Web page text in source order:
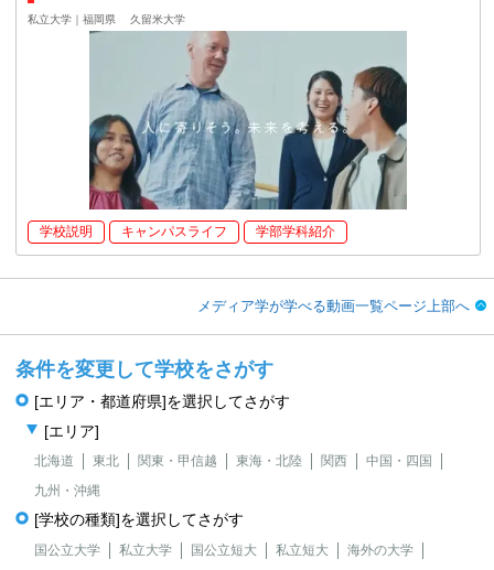
私立大学｜福岡県 久留米大学
学校説明 キャンパスライフ 学部学科紹介
メディア学が学べる動画一覧ページ上部へ
条件を変更して学校をさがす
[エリア・都道府県]を選択してさがす
[エリア]
北海道 東北 関東・甲信越 東海・北陸 関西
中国・四国
九州・沖縄
[学校の種類]を選択してさがす
国公立大学 私立大学 国公立短大 私立短大
海外の大学